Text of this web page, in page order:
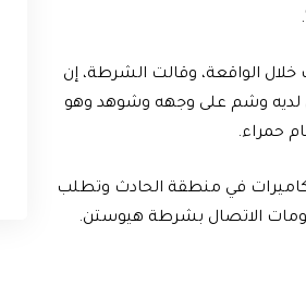
خلال الواقعة، وقالت الشرطة، إن
لديه وشم على وجهه وشوهد وهو
حمراء.
في منطقة الحادث وتطلب
الاتصال بشرطة هيوستن.